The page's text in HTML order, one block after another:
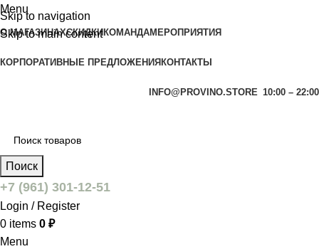
Skip to navigation
Skip to main content
Menu
О МАГАЗИНАХСКИДКИКОМАНДАМЕРОПРИЯТИЯ
КОРПОРАТИВНЫЕ ПРЕДЛОЖЕНИЯ КОНТАКТЫ
INFO@PROVINO.STORE 10:00 – 22:00
Поиск
+7 (961) 301-12-51
Login / Register
0 items 0 ₽
Menu